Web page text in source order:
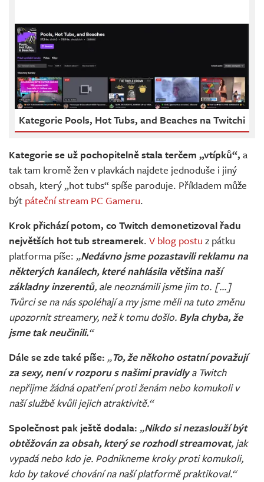
Kategorie Pools, Hot Tubs, and Beaches na Twitchi
Kategorie se už pochopitelně stala terčem „vtípků“, a
tak tam kromě žen v plavkách najdete jednoduše i jiný
obsah, který „hot tubs“ spíše paroduje. Příkladem může
být páteční stream PC Gameru.
Krok přichází potom, co Twitch demonetizoval řadu
největších hot tub streamerek. V blog postu z pátku
platforma píše: „Nedávno jsme pozastavili reklamu na
některých kanálech, které nahlásila většina naší
základny inzerentů, ale neoznámili jsme jim to. [...]
Tvůrci se na nás spoléhají a my jsme měli na tuto změnu
upozornit streamery, než k tomu došlo. Byla chyba, že
jsme tak neučinili.“
Dále se zde také píše: „To, že někoho ostatní považují
za sexy, není v rozporu s našimi pravidlya Twitch
nepřijme žádná opatření proti ženám nebo komukoli v
naší službě kvůli jejich atraktivitě.“
Společnost pak ještě dodala: „Nikdo si nezaslouží být
obtěžován za obsah, který se rozhodl streamovat, jak
vypadá nebo kdo je. Podnikneme kroky proti komukoli,
kdo by takové chování na naší platformě praktikoval.“